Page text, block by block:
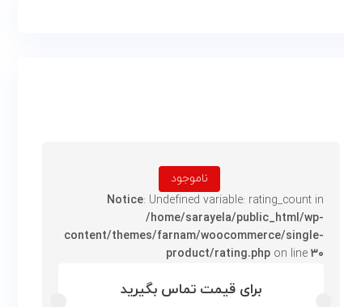
ناموجود
Notice: Undefined variable: rating_count in
/home/sarayela/public_html/wp-
content/themes/farnam/woocommerce/single-
product/rating.php on line۳۰
برای قیمت تماس بگیرید